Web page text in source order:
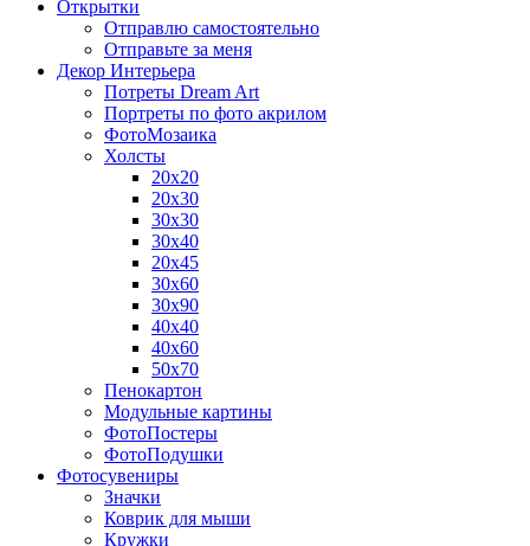
Открытки
Отправлю самостоятельно
Отправьте за меня
Декор Интерьера
Потреты Dream Art
Портреты по фото акрилом
ФотоМозаика
Холсты
20х20
20х30
30х30
30х40
20х45
30х60
30х90
40х40
40х60
50х70
Пенокартон
Модульные картины
ФотоПостеры
ФотоПодушки
Фотоcувениры
Значки
Коврик для мыши
Кружки